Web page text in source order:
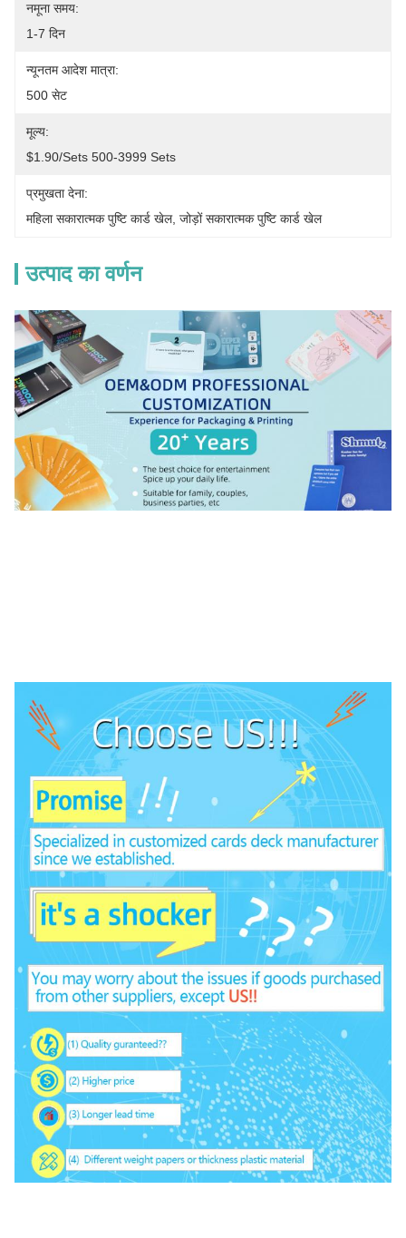
नमूना समय:
1-7 दिन
न्यूनतम आदेश मात्रा:
500 सेट
मूल्य:
$1.90/sets 500-3999 Sets
प्रमुखता देना:
महिला सकारात्मक पुष्टि कार्ड खेल, जोड़ों सकारात्मक पुष्टि कार्ड खेल
उत्पाद का वर्णन